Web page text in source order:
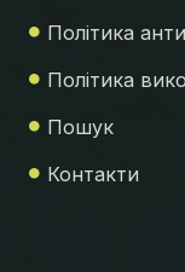
Політика
Політика
Пошук
Контакти